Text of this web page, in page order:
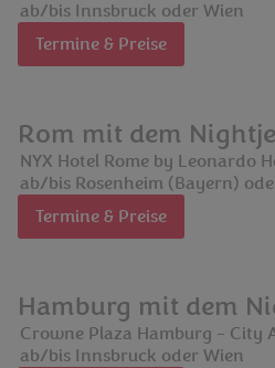
ab/bis Innsbruck oder Wien
Termine & Preise
Rom mit dem
NYX Hotel Rome by Leonardo
ab/bis Rosenheim (Bayern)
Termine & Preise
Hamburg mit dem
Crowne Plaza Hamburg - City
ab/bis Innsbruck oder Wien